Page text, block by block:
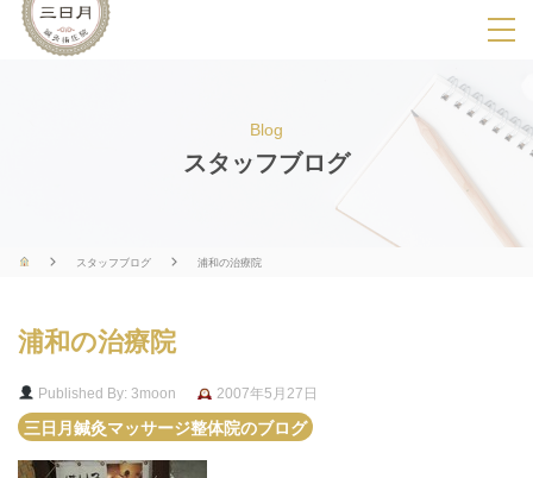
SPメニ
ー
展
用
ボ
Blog
スタッフブログ
スタッフブログ 浦和の治療院
浦和の治療院
Published By: 3moon
2007年5月27日
三日月鍼灸マッサージ整体院のブログ